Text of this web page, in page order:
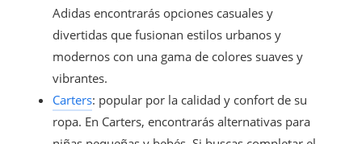
Adidas encontrarás opciones casuales y
divertidas que fusionan estilos urbanos y
modernos con una gama de colores suaves y
vibrantes.
Carters: popular por la calidad y confort de su
ropa. En Carters, encontrarás alternativas para